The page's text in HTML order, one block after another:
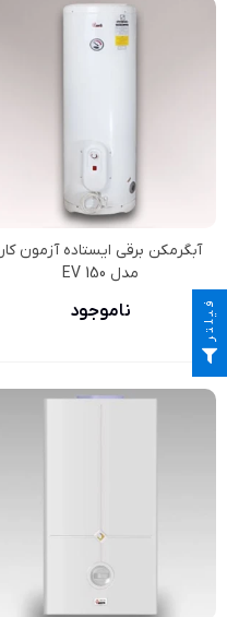
آبگرمکن برقی ایستاده آزمون کار
مدل EV 150
ناموجود فیلتر